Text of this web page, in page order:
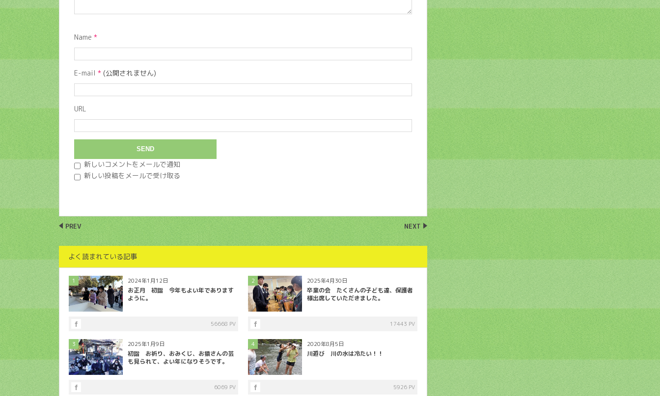
Name *
E-mail * (公開されません)
URL
新しいコメントをメールで通知
新しい投稿をメールで受け取る
PREV NEXT
よく読まれている記事
1 2024年1月12日
お正月 初詣 今年もよい年であります
ように。
56668 PV
2 2025年4月30日
卒業の会 たくさんの子ども達、保護者
様出席していただきました。
17443 PV
3 2025年1月9日
初詣 お祈り、おみくじ、お猿さんの芸
も見られて、よい年になりそうです。
6069 PV
4 2020年8月5日
川遊び 川の水は冷たい！！
5926 PV